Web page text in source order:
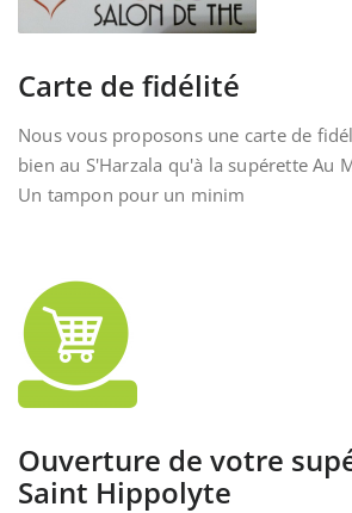
Carte de fidélité
Nous vous proposons une carte de
bien au S'Harzala qu'à la supérette Au
Un tampon pour un minim
Ouverture de votre
Saint Hippolyte